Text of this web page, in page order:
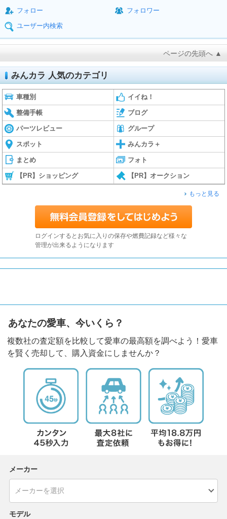
フォロー
フォロワー
ユーザー内検索
ページの先頭へ ▲
みんカラ 人気のカテゴリ
車種別 イイね！
整備手帳 ブログ
パーツレビュー グループ
スポット みんカラ＋
まとめ フォト
【PR】ショッピング 【PR】オークション
もっと見る
ログインするとお気に入りの保存や燃費記録など様々な
管理が出来るようになります
あなたの愛車、今いくら？
複数社の査定額を比較して愛車の最高額を調べよう！愛車
を賢く売却して、購入資金にしませんか？
メーカー
モデル